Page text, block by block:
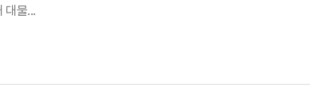
대물...